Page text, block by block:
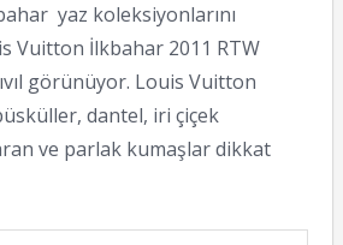
yaz koleksiyonlarını
Vuitton İlkbahar 2011 RTW
görünüyor. Louis Vuitton
dantel, iri çiçek
ve parlak kumaşlar dikkat